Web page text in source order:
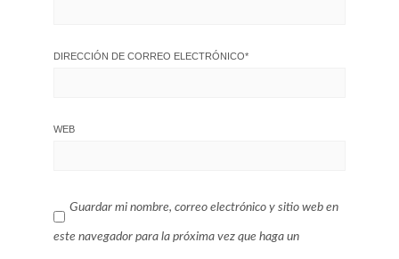
DIRECCIÓN DE CORREO ELECTRÓNICO*
WEB
Guardar mi nombre, correo electrónico y sitio web en
este navegador para la próxima vez que haga un